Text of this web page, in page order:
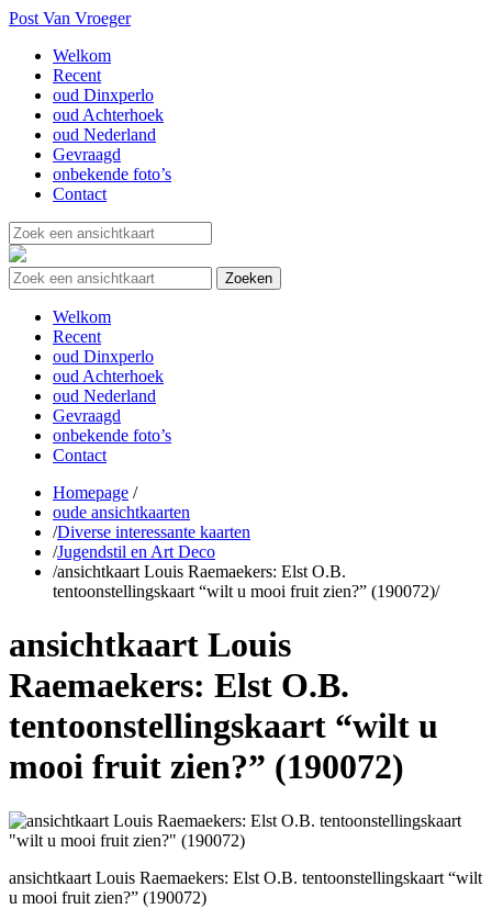
Post Van Vroeger
Welkom
Recent
oud Dinxperlo
oud Achterhoek
oud Nederland
Gevraagd
onbekende foto’s
Contact
Welkom
Recent
oud Dinxperlo
oud Achterhoek
oud Nederland
Gevraagd
onbekende foto’s
Contact
Homepage /
oude ansichtkaarten
/Diverse interessante kaarten
/Jugendstil en Art Deco
/ansichtkaart Louis Raemaekers: Elst O.B.
tentoonstellingskaart “wilt u mooi fruit zien?” (190072)/
ansichtkaart Louis
Raemaekers: Elst O.B.
tentoonstellingskaart “wilt u
mooi fruit zien?” (190072)
ansichtkaart Louis Raemaekers: Elst O.B. tentoonstellingskaart “wilt
u mooi fruit zien?” (190072)